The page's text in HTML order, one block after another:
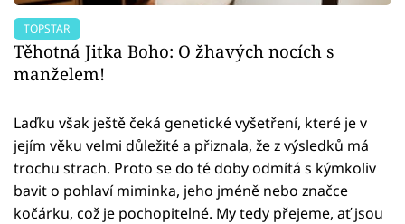
TOPSTAR
Těhotná Jitka Boho: O žhavých nocích s
manželem!
Laďku však ještě čeká genetické vyšetření, které je v
jejím věku velmi důležité a přiznala, že z výsledků má
trochu strach. Proto se do té doby odmítá s kýmkoliv
bavit o pohlaví miminka, jeho jméně nebo značce
kočárku, což je pochopitelné. My tedy přejeme, ať jsou